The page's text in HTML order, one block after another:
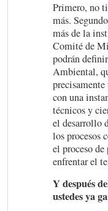
Primero, no
más.
más de la
Comité de
podrán
Ambiental,
con una
técnicos y
el desarrollo
los procesos
el proceso
enfrentar el
Y después
ustedes ya